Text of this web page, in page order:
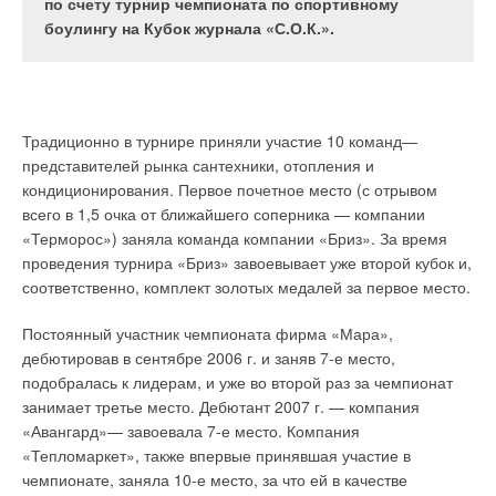
боулингу на Кубок журнала «С.О.К.».
Традиционно в турнире приняли участие 10 команд—
представителей рынка сантехники, отопления и
кондиционирования. Первое почетное место (с отрывом
всего в 1,5 очка от ближайшего соперника — компании
«Терморос») заняла команда компании «Бриз». За время
проведения турнира «Бриз» завоевывает уже второй кубок и,
соответственно, комплект золотых медалей за первое место.
Постоянный участник чемпионата фирма «Мара»,
дебютировав в сентябре 2006 г. и заняв 7-е место,
подобралась к лидерам, и уже во второй раз за чемпионат
занимает третье место. Дебютант 2007 г. — компания
«Авангард»— завоевала 7-е место. Компания
«Тепломаркет», также впервые принявшая участие в
чемпионате, заняла 10-е место, за что ей в качестве
Можно выделить пять основных групп котельного
жидкотопливные/газовые чугунные напольные котлы
мощностью от 16 до 1365 кВт;
конденсационные напольные газовые от 9 до 1146
кВт;
конденсационные газовые настенные котлы от 9 до
1150 кВт;
газовые настенные котлы от 10 до 28 кВт.
жидкотопливные горелки собственного производства.
Напольные котлы с атмосферной газовой горелкой серии
DTG можно назвать «классикой», которую компанияDe
Dietrichпоставляет в Россию с 1993 г. Безусловно, модели
этой серии постоянно совершенствуются: изменяется
дизайн, улучшаются функциональные возможности и
характеристики.
таких предприятий является находящаяся в
История
История компании началась в 1957 г., когда Герберт Штольц,
управляющий директор компании по производству
медицинской техники Atmos, разработал цифровой
медицинский термометр и решил создать отдельное
предприятие, специализирующееся на их выпуске.
Предприятие получило названиеTestoterm. Но изобретение
немного опередило свое время, поскольку цифровые
технологии в медицине на тот момент не были широко
востребованы из-за высокой стоимости.
оборудования, разработанного и изготовленного
разработанных и изготовленных по самым
современным стандартам.
За последний год в производственной программеWesper
основные направления выпускаемого компанией
оборудования. В феврале 2007 г. был начат выпуск новой
серии центральных кондиционеров @irTwin. 15
типоразмеров агрегатов охватывают диапазон
производительности по воздуху от 500 до 100 тыс. м
Данная серия кондиционеров, также как и новое